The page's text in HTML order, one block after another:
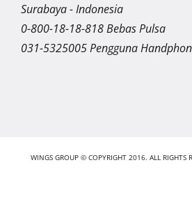
Surabaya - Indonesia
0-800-18-18-818 Bebas Pulsa
031-5325005 Pengguna
WINGS GROUP © COPYRIGHT 2016. ALL RIGHTS